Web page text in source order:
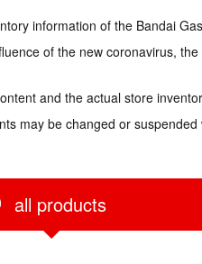
information of the Bandai
of the new coronavirus,
and the actual store
may be changed or
all products